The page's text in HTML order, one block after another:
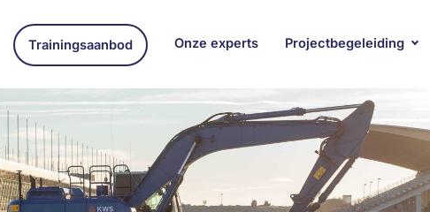
Trainingsaanbod Onze experts Projectbegeleiding